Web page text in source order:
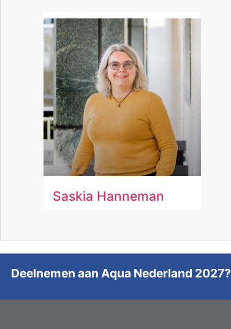
Saskia Hanneman
Deelnemen aan Aqua Nederland 2027?